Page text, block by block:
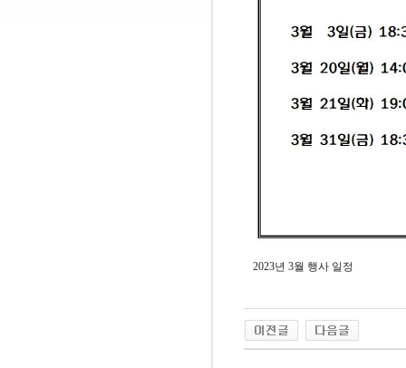
2023년 3월 행사 일정